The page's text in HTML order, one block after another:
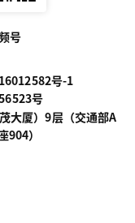
号
号-1
号
大厦）9层（交通部A
）